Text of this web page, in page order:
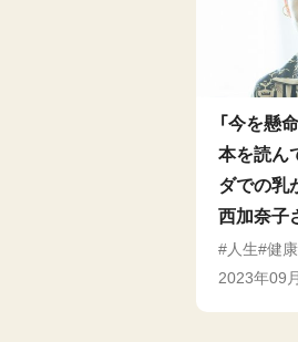
「今を懸
本を読ん
ダでの乳
西加奈子
人生 健康
2023年09